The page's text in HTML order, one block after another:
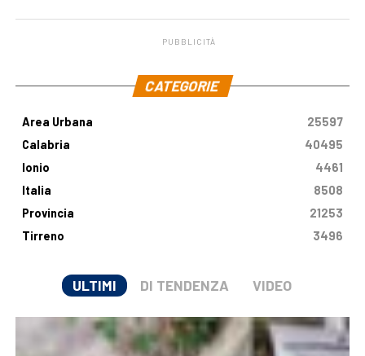
PUBBLICITÀ
CATEGORIE
Area Urbana
25597
Calabria
40495
Ionio
4461
Italia
8508
Provincia
21253
Tirreno
3496
ULTIMI DI TENDENZA VIDEO